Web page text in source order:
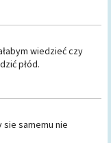
wiedzieć czy
płód.
samemu nie